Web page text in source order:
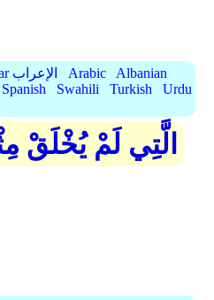
Grammar الإعراب Arabic
Albanian
Spanish Swahili Turkish
Urdu
الَّتِي لَمْ يُخْلَقْ